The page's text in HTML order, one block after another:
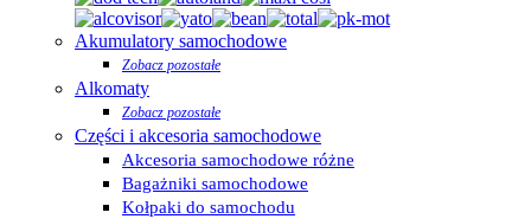
Akumulatory samochodowe
Zobacz pozostałe
Alkomaty
Zobacz pozostałe
Części i akcesoria samochodowe
Akcesoria samochodowe różne
Bagażniki samochodowe
Kołpaki do samochodu